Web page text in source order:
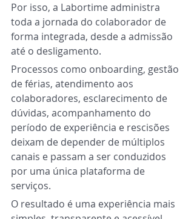
Por isso, a Labortime administra
toda a jornada do colaborador de
forma integrada, desde a admissão
até o desligamento.
Processos como onboarding, gestão
de férias, atendimento aos
colaboradores, esclarecimento de
dúvidas, acompanhamento do
período de experiência e rescisões
deixam de depender de múltiplos
canais e passam a ser conduzidos
por uma única plataforma de
serviços.
O resultado é uma experiência mais